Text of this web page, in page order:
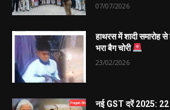
07/07/2026
हाथरस में शादी
भरा बैग चोरी
23/02/2026
नई GST दरें 2025: 22